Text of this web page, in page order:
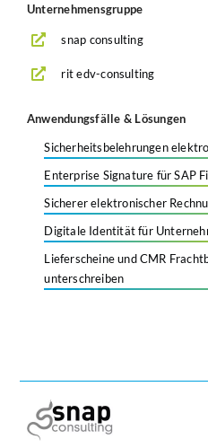
Unternehmensgruppe
snap consulting
rit edv-consulting
Anwendungsfälle & Lösungen
Sicherheitsbelehrungen
Enterprise Signature für SAP
Sicherer elektronischer
Digitale Identität für
Lieferscheine und CMR
unterschreiben